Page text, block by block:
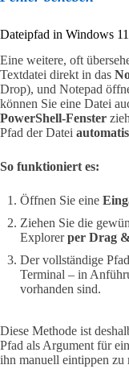
Dateipfad in Windows
Eine weitere, oft
Textdatei direkt in das
Drop), und Notepad
können Sie eine Datei
PowerShell-Fenster
Pfad der Datei
So funktioniert es:
Öffnen Sie eine
Ziehen Sie die
Explorerper Drag
Der vollständige
Terminal – in
vorhanden sind.
Diese Methode ist
Pfad als Argument für
ihn manuell eintippen zu